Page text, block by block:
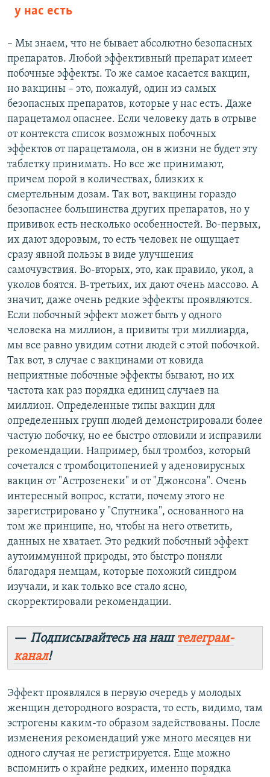
у нас есть
– Мы знаем, что не бывает абсолютно безопасных
препаратов. Любой эффективный препарат имеет
побочные эффекты. То же самое касается вакцин,
но вакцины – это, пожалуй, один из самых
безопасных препаратов, которые у нас есть. Даже
парацетамол опаснее. Если человеку дать в отрыве
от контекста список возможных побочных
эффектов от парацетамола, он в жизни не будет эту
таблетку принимать. Но все же принимают,
причем порой в количествах, близких к
смертельным дозам. Так вот, вакцины гораздо
безопаснее большинства других препаратов, но у
прививок есть несколько особенностей. Во-первых,
их дают здоровым, то есть человек не ощущает
сразу явной пользы в виде улучшения
самочувствия. Во-вторых, это, как правило, укол, а
уколов боятся. В-третьих, их дают очень массово. А
значит, даже очень редкие эффекты проявляются.
Если побочный эффект может быть у одного
человека на миллион, а привиты три миллиарда,
мы все равно увидим сотни людей с этой побочкой.
Так вот, в случае с вакцинами от ковида
неприятные побочные эффекты бывают, но их
частота как раз порядка единиц случаев на
миллион. Определенные типы вакцин для
определенных групп людей демонстрировали более
частую побочку, но ее быстро отловили и исправили
рекомендации. Например, был тромбоз, который
сочетался с тромбоцитопенией у аденовирусных
вакцин от "Астрозенеки" и от "Джонсона". Очень
интересный вопрос, кстати, почему этого не
зарегистрировано у "Спутника", основанного на
том же принципе, но, чтобы на него ответить,
данных не хватает. Это редкий побочный эффект
аутоиммунной природы, это быстро поняли
благодаря немцам, которые похожий синдром
изучали, и как только все стало ясно,
скорректировали рекомендации.
— Подписывайтесь на наштелеграм-
канал!
Эффект проявлялся в первую очередь у молодых
женщин детородного возраста, то есть, видимо, там
эстрогены каким-то образом задействованы. После
изменения рекомендаций уже много месяцев ни
одного случая не регистрируется. Еще можно
вспомнить о крайне редких, именно порядка